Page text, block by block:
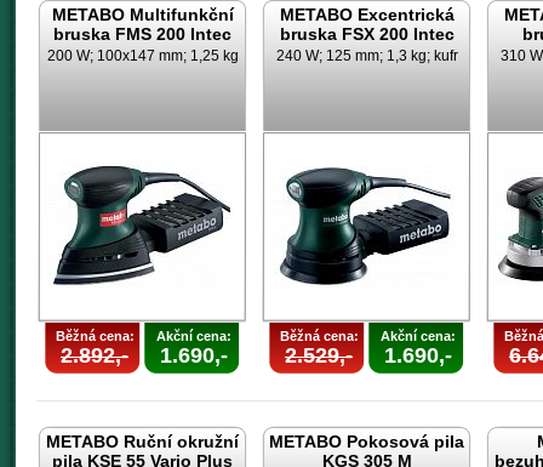
METABO Multifunkční
bruska FMS 200 Intec
200 W; 100x147 mm; 1,25 kg
Běžná cena:
2.892,-
Akční cena:
1.690,-
METABO Excentrická
bruska FSX 200 Intec
240 W; 125 mm; 1,3 kg; kufr
Běžná cena:
2.529,-
Akční cena:
1.690,-
310
METABO Ruční okružní
pila KSE 55 Vario Plus
METABO Pokosová pila
KGS 305 M